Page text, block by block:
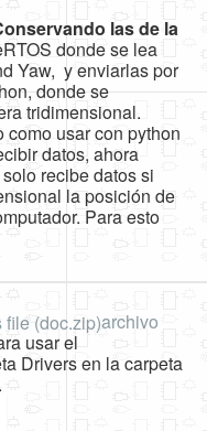
las de la
donde se lea
Yaw, y enviarlas por
donde se
tridimensional.
usar con python
datos, ahora
recibe datos si
la posición de
Para esto
archivo
usar el
Drivers en la carpeta